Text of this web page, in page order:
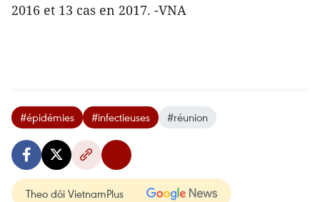
2016 et 13 cas en 2017. -VNA
#épidémies #infectieuses #réunion
Theo dõi VietnamPlus